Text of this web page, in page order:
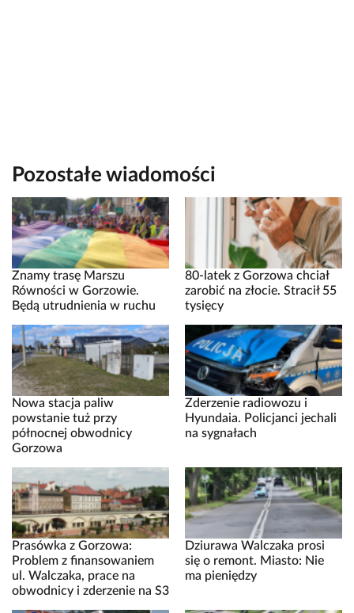
Pozostałe wiadomości
Znamy trasę Marszu
Równości w Gorzowie.
Będą utrudnienia w ruchu
80-latek z Gorzowa chciał
zarobić na złocie. Stracił 55
tysięcy
Nowa stacja paliw
powstanie tuż przy
północnej obwodnicy
Gorzowa
Zderzenie radiowozu i
Hyundaia. Policjanci jechali
na sygnałach
Prasówka z Gorzowa:
Problem z finansowaniem
ul. Walczaka, prace na
obwodnicy i zderzenie na S3
Dziurawa Walczaka prosi
się o remont. Miasto: Nie
ma pieniędzy